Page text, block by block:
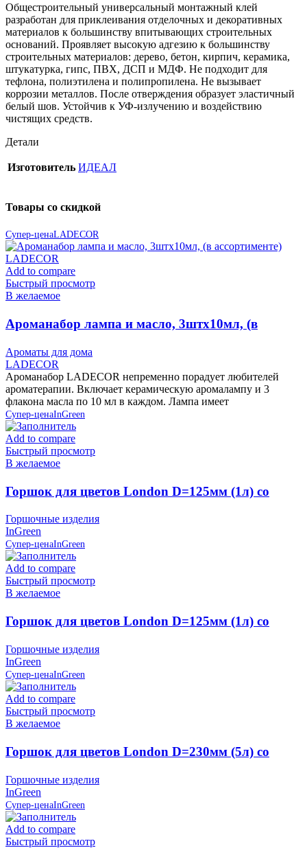
Общестроительный универсальный монтажный клей
разработан для приклеивания отделочных и декоративных
материалов к большинству впитывающих строительных
оснований. Проявляет высокую адгезию к большинству
строительных материалов: дерево, бетон, кирпич, керамика,
штукатурка, гипс, ПВХ, ДСП и МДФ. Не подходит для
тефлона, полиэтилена и полипропилена. Не вызывает
коррозии металлов. После отверждения образует эластичный
белый шов. Устойчив к УФ-излучению и воздействию
чистящих средств.
Детали
Изготовитель ИДЕАЛ
Товары со скидкой
Супер-ценаLADECOR
Add to compare
Быстрый просмотр
В желаемое
Ароманабор лампа и масло, 3штx10мл, (в
Ароматы для дома
LADECOR
Ароманабор LADECOR непременно порадует любителей
ароматерапии. Включает керамическую аромалампу и 3
флакона масла по 10 мл в каждом. Лампа имеет
Супер-ценаInGreen
Add to compare
Быстрый просмотр
В желаемое
Горшок для цветов London D=125мм (1л) со
Горшочные изделия
InGreen
Супер-ценаInGreen
Add to compare
Быстрый просмотр
В желаемое
Горшок для цветов London D=125мм (1л) со
Горшочные изделия
InGreen
Супер-ценаInGreen
Add to compare
Быстрый просмотр
В желаемое
Горшок для цветов London D=230мм (5л) со
Горшочные изделия
InGreen
Супер-ценаInGreen
Add to compare
Быстрый просмотр